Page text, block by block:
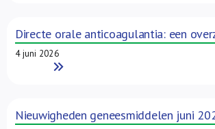
Directe orale anticoagulantia: een
4 juni 2026
Read More
Nieuwigheden geneesmiddelen juni